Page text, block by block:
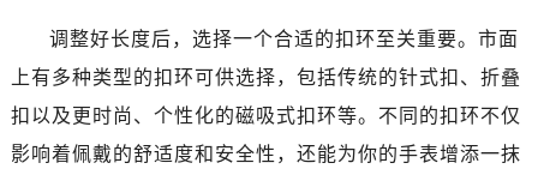
调整好长度后，选择一个合适的扣环至关重要。市面
上有多种类型的扣环可供选择，包括传统的针式扣、折叠
扣以及更时尚、个性化的磁吸式扣环等。不同的扣环不仅
影响着佩戴的舒适度和安全性，还能为你的手表增添一抹